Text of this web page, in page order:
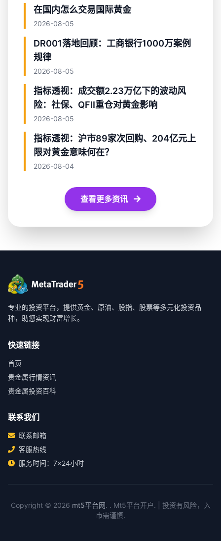
在国内怎么交易国际黄金
2026-08-05
DR001落地回顾：工商银行1000万案例
规律
2026-08-05
指标透视：成交额2.23万亿下的波动风
险：社保、QFII重仓对黄金影响
2026-08-05
指标透视：沪市89家次回购、204亿元上
限对黄金意味何在？
2026-08-04
查看更多资讯
专业的投资平台，提供黄金、原油、股指、股票等多元化投资品
种，助您实现财富增长。
快速链接
首页
贵金属行情资讯
贵金属投资百科
联系我们
联系邮箱
客服热线
服务时间：7×24小时
Copyright © 2026 mt5平台网. . Mt5平台开户. | 投资有风险，入
市需谨慎.